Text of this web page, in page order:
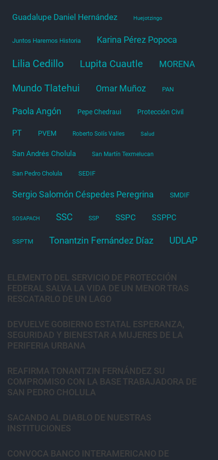
Guadalupe Daniel Hernández Huejotzingo
Juntos Haremos Historia Karina Pérez Popoca
Lilia Cedillo Lupita Cuautle MORENA
Mundo Tlatehui Omar Muñoz PAN
Paola Angón Pepe Chedraui Protección Civil
PT PVEM Roberto Solís Valles Salud
San Andrés Cholula San Martín Texmelucan
San Pedro Cholula SEDIF
Sergio Salomón Céspedes Peregrina SMDIF
SOSAPACH SSC SSP SSPC SSPPC
SSPTM Tonantzin Fernández Díaz UDLAP
ELEMENTO DEL SERVICIO DE PROTECCIÓN
FEDERAL SALVA LA VIDA DE UN MENOR TRAS
RESCATARLO DE UN LAGO
DEVUELVE GOBIERNO ESTATAL ESPERANZA,
SEGURIDAD Y BIENESTAR A MUJERES DE LA
PERIFERIA URBANA
REAFIRMA TONANTZIN FERNÁNDEZ SU
COMPROMISO CON LA BASE TRABAJADORA DE
SAN PEDRO CHOLULA
SACANDO AL DIABLO DE NUESTRAS
INSTITUCIONES
CONVOCA BANCO INTERAMERICANO DE